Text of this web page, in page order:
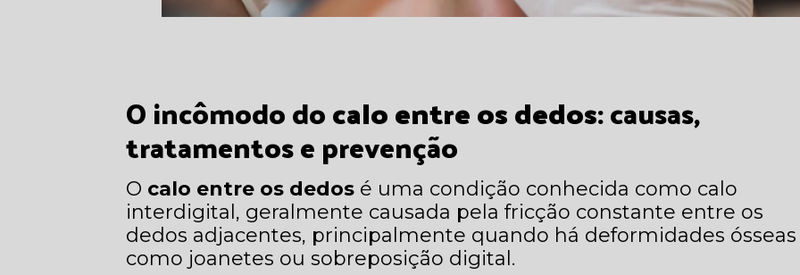
O incômodo docalo entre os dedos: causas,
tratamentos e prevenção
O calo entre os dedos é uma condição conhecida como calo
interdigital, geralmente causada pela fricção constante entre os
dedos adjacentes, principalmente quando há deformidades ósseas
como joanetes ou sobreposição digital.